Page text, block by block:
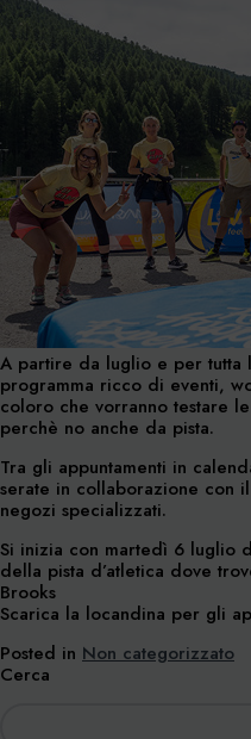
A partire da luglio e per tutta
programma ricco di eventi,
coloro che vorranno testare
perchè no anche da pista.
Tra gli appuntamenti in
serate in collaborazione con
negozi specializzati.
Si inizia con martedì 6 luglio
della pista d’atletica dove
Brooks
Scarica la locandina per gli
Posted in Non categorizzato
Cerca